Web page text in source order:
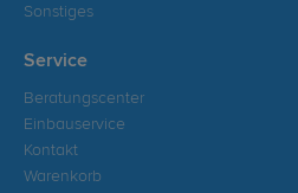
Sonstiges
Service
Beratungscenter
Einbauservice
Kontakt
Warenkorb